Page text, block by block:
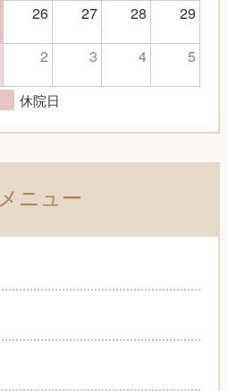
26 27 28
29
2 3 4 5
休院日
メニュー